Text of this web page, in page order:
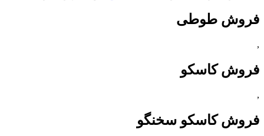
فروش طوطی
,
فروش کاسکو
,
فروش کاسکو سخنگو